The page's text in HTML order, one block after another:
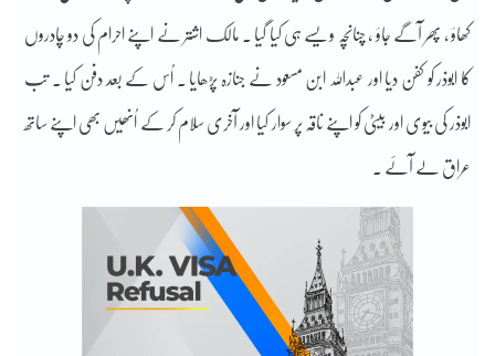
کھاؤ ، پھر آگے جاؤ ، چنانچہ ویسے ہی کیا گیا ۔ مالک اشتر نے اپنے احرام کی دو چادروں
کا ابوذر کو کفن دیا اور عبداللہ ابن مسعود نے جنازہ پڑھایا ۔ اُس کے بعد دفن کیا ۔ تب
ابوذر کی بیوی اور بیٹی کو اپنے ناقہ پر سوار کیا اور آخری سلام کر کے اُنھیں بھی اپنے ساتھ
عراق لے آئے ۔